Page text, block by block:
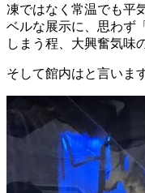
凍ではなく常温でも平
ベルな展示に、思わず
しまう程、大興奮気味
そして館内はと言いま